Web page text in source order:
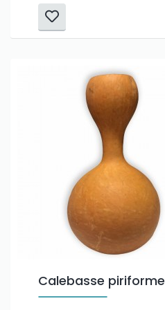
Calebasse piriforme